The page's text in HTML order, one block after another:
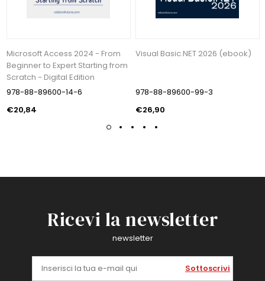
Microsoft Access 2024 - From
Beginner to Expert Starting from
Scratch - Digital Edition
978-88-89600-14-6
€20,84
Visual Basic.NET 2026 (ebook)
978-88-89600-99-3
€26,90
Ricevi la newsletter
newsletter
Sottoscrivi